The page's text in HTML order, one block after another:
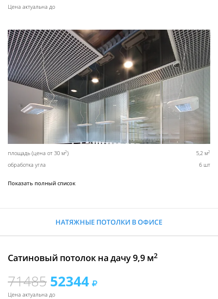
Цена актуальна до
площадь (цена от 30 м2) 5,2 м2
обработка угла 6 шт
Показать полный список
НАТЯЖНЫЕ ПОТОЛКИ В ОФИСЕ
Сатиновый потолок на дачу 9,9 м2
71485 52344
Цена актуальна до